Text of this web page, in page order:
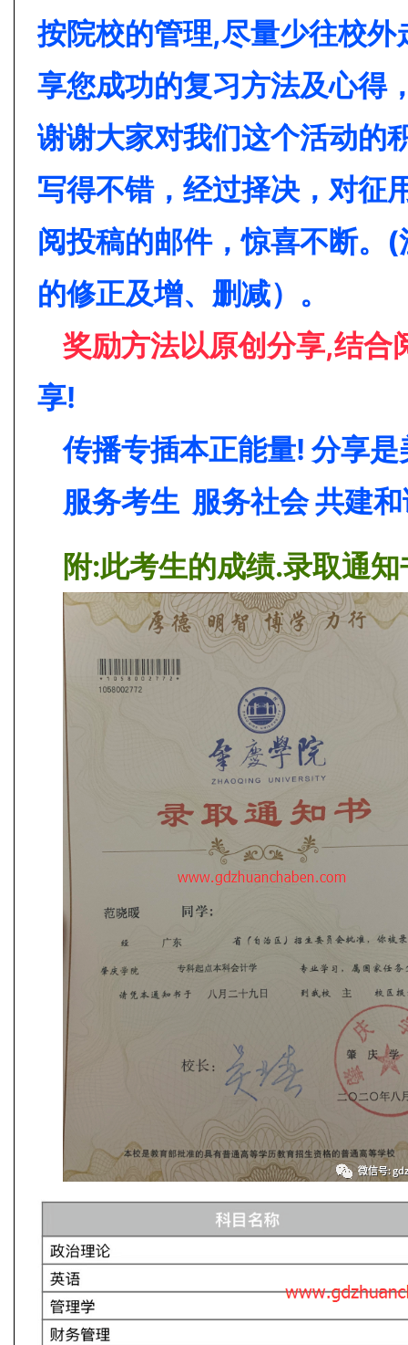
按院校的管理,尽量少往校外
享您成功的复习方法及心得
谢谢大家对我们这个活动的
写得不错，经过择决，对征
阅投稿的邮件，惊喜不断。(
的修正及增、删减） 。
奖励方法以原创分享,结合
享!
传播专插本正能量! 分享是
服务考生 服务社会 共建
附:此考生的成绩.录取通知